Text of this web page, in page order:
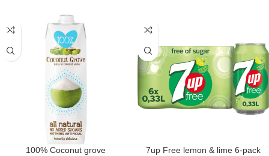
100% Coconut grove 7up Free lemon & lime 6-pack